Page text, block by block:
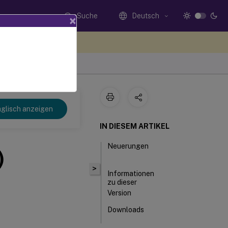
Suche Deutsch
anzeigen
>
IN DIESEM ARTIKEL
Neuerungen
Informationen
zu dieser
Version
Downloads
×